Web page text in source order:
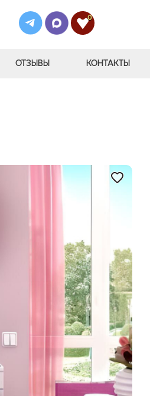
0
ОТЗЫВЫ КОНТАКТЫ